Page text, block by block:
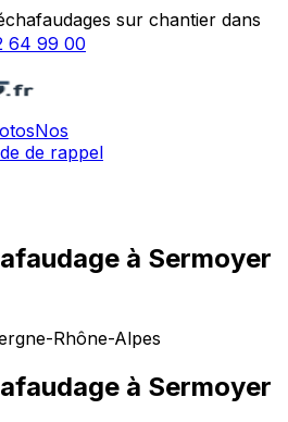
sur chantier dans
64 99 00
Nos
de rappel
à Sermoyer
Rhône-Alpes
à Sermoyer